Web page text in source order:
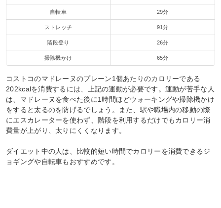
自転車 29分
ストレッチ 91分
階段登り 26分
掃除機かけ 65分
コストコのマドレーヌのプレーン1個あたりのカロリーである
202kcalを消費するには、上記の運動が必要です。運動が苦手な人
は、マドレーヌを食べた後に1時間ほどウォーキングや掃除機かけ
をすると太るのを防げるでしょう。また、駅や職場内の移動の際
にエスカレーターを使わず、階段を利用するだけでもカロリー消
費量が上がり、太りにくくなります。
ダイエット中の人は、比較的短い時間でカロリーを消費できるジ
ョギングや自転車もおすすめです。